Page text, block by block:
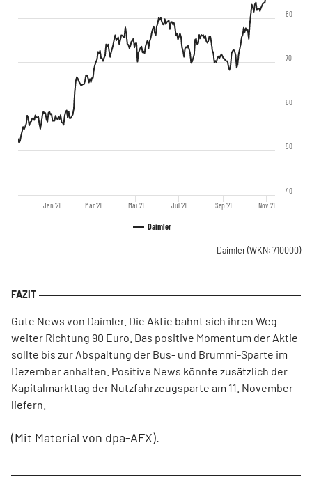
Daimler
Jan '21 Mär '21 Mai '21 Jul '21 Sep '21 Nov '21
40
50
60
70
80
Daimler(WKN: 710000)
Gute News von Daimler. Die Aktie bahnt sich ihren Weg
weiter Richtung 90 Euro. Das positive Momentum der Aktie
sollte bis zur Abspaltung der Bus- und Brummi-Sparte im
Dezember anhalten. Positive News könnte zusätzlich der
Kapitalmarkttag der Nutzfahrzeugsparte am 11. November
liefern.
(Mit Material von dpa-AFX).